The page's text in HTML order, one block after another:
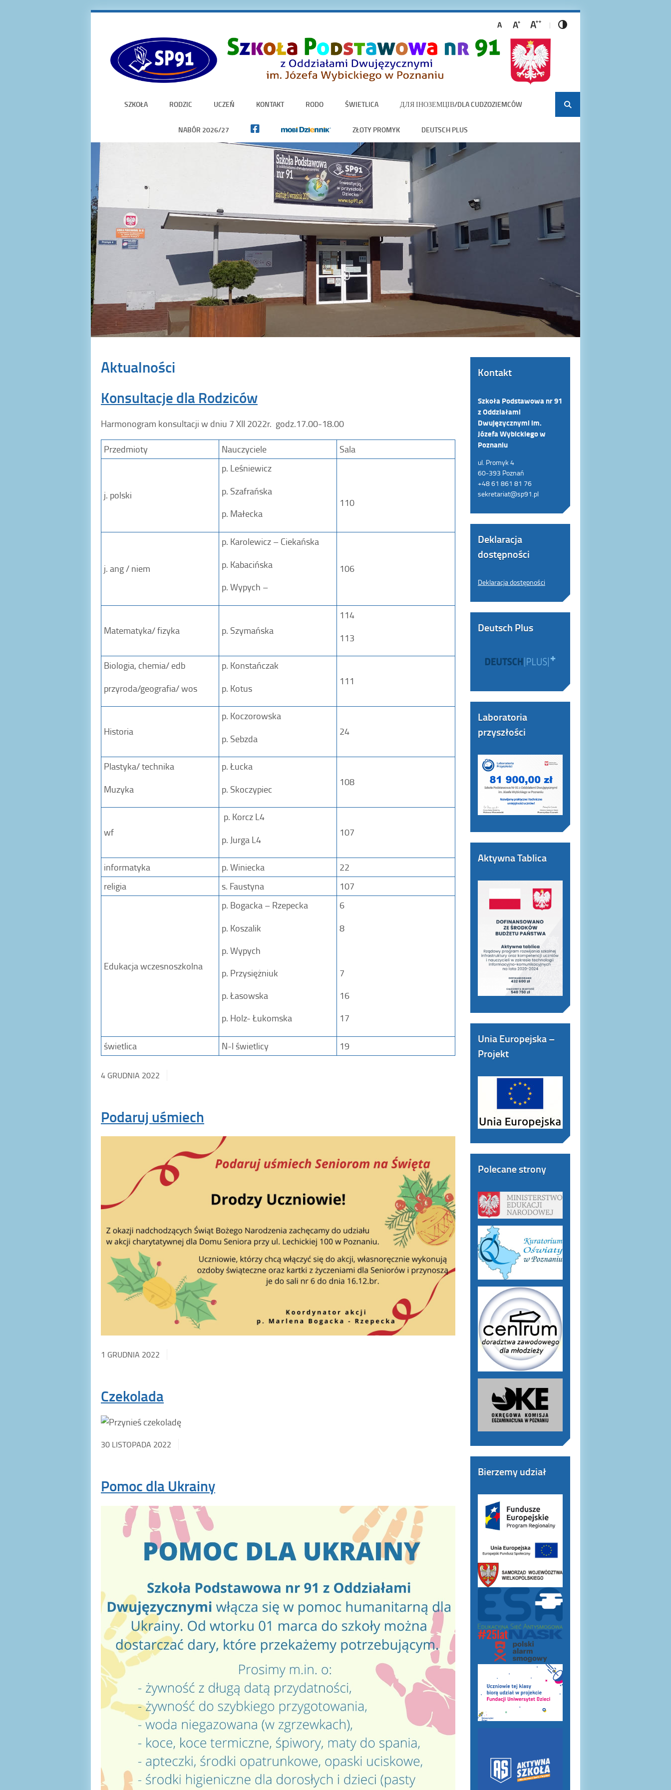
SZKOŁA RODZIC UCZEŃ KONTAKT RODO ŚWIETLICA ДЛЯ ІНОЗЕМЦІВ/DLA CUDZOZIEMCÓW
NABÓR 2026/27 ZŁOTY PROMYK DEUTSCH PLUS
Aktualności
Konsultacje dla Rodziców
Harmonogram konsultacji w dniu 7 XII 2022r. godz.17.00-18.00
Przedmioty
Nauczyciele Sala
j. polski
p. Leśniewicz
p. Szafrańska
p. Małecka
110
j. ang / niem
p. Karolewicz – Ciekańska
p. Kabacińska
p. Wypych –
106
Matematyka/ fizyka p. Szymańska
114
113
Biologia, chemia/ edb
przyroda/geografia/ wos
p. Konstańczak
p. Kotus
111
Historia
p. Koczorowska
p. Sebzda
24
Plastyka/ technika
Muzyka
p. Łucka
p. Skoczypiec
108
wf
p. Korcz L4
p. Jurga L4
107
informatyka p. Winiecka
22
religia
s. Faustyna 107
Edukacja wczesnoszkolna
p. Bogacka – Rzepecka
p. Koszalik
p. Wypych
p. Przysiężniuk
p. Łasowska
p. Holz- Łukomska
6
8
7
16
17
świetlica N-l świetlicy 19
4 GRUDNIA 2022
Podaruj uśmiech
1 GRUDNIA 2022
Czekolada
30 LISTOPADA 2022
Pomoc dla Ukrainy
Kontakt
Szkoła Podstawowa nr 91
z Oddziałami
Dwujęzycznymi im.
Józefa Wybickiego w
Poznaniu
ul. Promyk 4
60-393 Poznań
+48 61 861 81 76
sekretariat@sp91.pl
Deklaracja
dostępności
Deklaracja dostępności
Deutsch Plus
Laboratoria
przyszłości
Aktywna Tablica
Unia Europejska –
Projekt
Polecane strony
Bierzemy udział